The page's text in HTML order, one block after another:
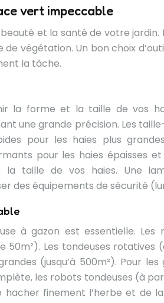
vert impeccable
et la santé de votre jardin.
végétation. Un bon choix
la tâche.
la forme et la taille de vos
une grande précision. Les
pour les haies plus
pour les haies épaisses et
la taille de vos haies. Une
des équipements de sécurité
à gazon est essentielle. Les
Les tondeuses rotatives
(jusqu’à 500m²). Pour les
les robots tondeuses (à
finement l’herbe et de